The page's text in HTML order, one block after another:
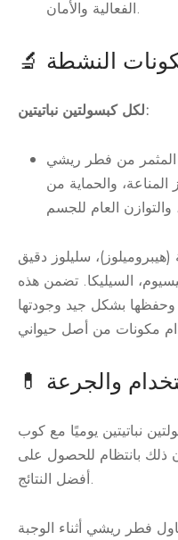
الفعالية والأمان.
النشطة
لكل كبسولتين نباتيتين:
والحماية من
(هيبروميلوز)، سليلوز دقيق
السيليكا. تضمن هذه
وحفظها بشكل جيد وجودتها
والجرعة
نباتيتين يوميًا مع كوب
ذلك بانتظام للحصول على
أفضل النتائج.
فطر ريشي أثناء الوجبة